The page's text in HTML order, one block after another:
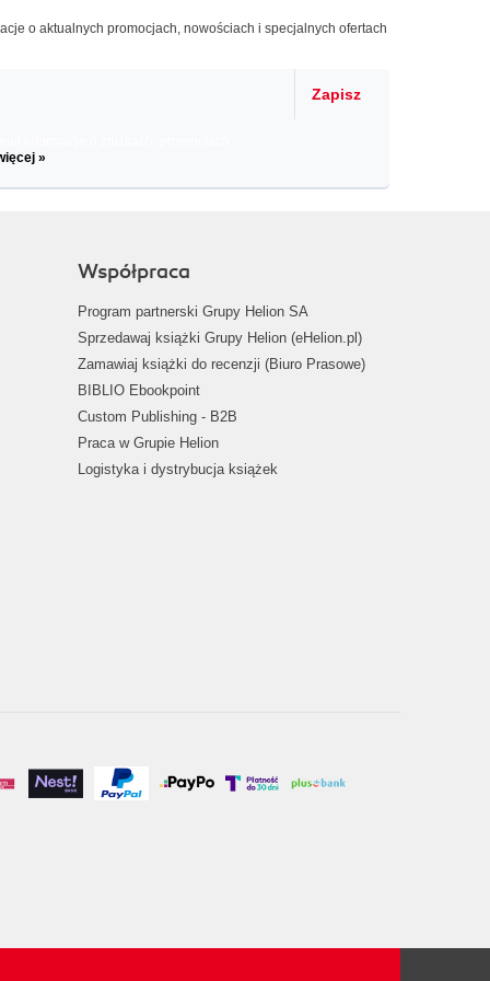
o aktualnych promocjach, nowościach i specjalnych ofertach
Zapisz
»
Współpraca
Program partnerski Grupy Helion SA
Sprzedawaj książki Grupy Helion (eHelion.pl)
Zamawiaj książki do recenzji (Biuro Prasowe)
BIBLIO Ebookpoint
Custom Publishing - B2B
Praca w Grupie Helion
Logistyka i dystrybucja książek